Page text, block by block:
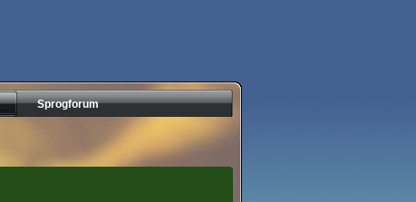
Sprogforum